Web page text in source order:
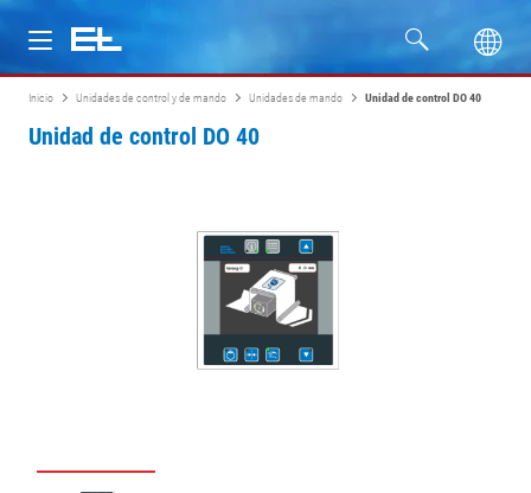
Productos
Inicio Unidades de control y de mando Unidades de mando Unidad de control DO 40
Unidad de control DO 40